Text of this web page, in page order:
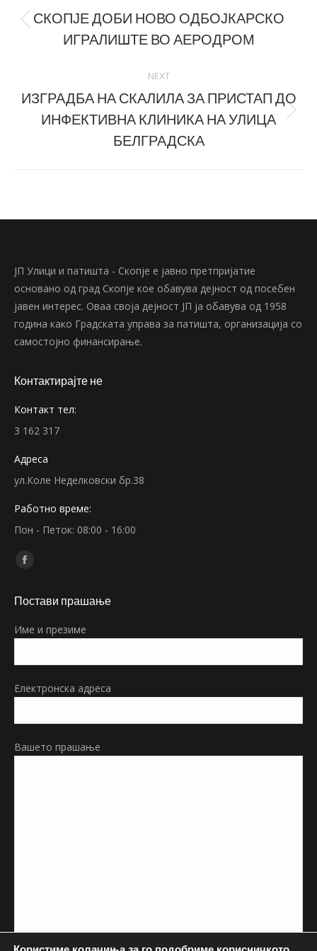
navigation
Previous
post:
СКОПЈЕ ДОБИ НОВО ОДБОЈКАРСКО
ИГРАЛИШТЕ ВО АЕРОДРОМ
NEXT
Next
post:
ИЗГРАДБА НА СКАЛИЛА ЗА ПРИСТАП ДО
ИНФЕКТИВНА КЛИНИКА НА УЛИЦА
БЕЛГРАДСКА
ЈП Улици и патишта - Скопје е јавно претпријатие
основано од град Скопје кое обавува дејност од посебен
јавен интерес. Оваа своја дејност ЈП ја обавува од 1958
година како Градската управа за патишта, организација со
самостојно финансирање.
Контактирајте не
Контакт тел:
3 162 317
Адреса
ул.Коле Неделковски бр.38
Работно време:
Пон - Петок: 08:00 - 16:00
Find us on:
Facebook
opens
new
Постави прашање
Име и презиме
Електронска адреса
Вашето прашање